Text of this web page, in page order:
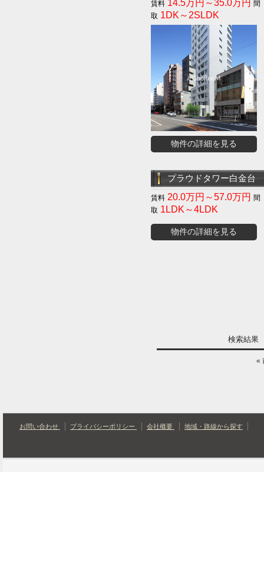
14.5万円～35.0万円
1DK～2SLDK
物件の詳細を見る
プラウドタワー白金台
20.0万円～57.0万円
1LDK～4LDK
物件の詳細を見る
検索結
«
お問い合わせ プライバシーポリシー 会社概要 地域・路線から探す